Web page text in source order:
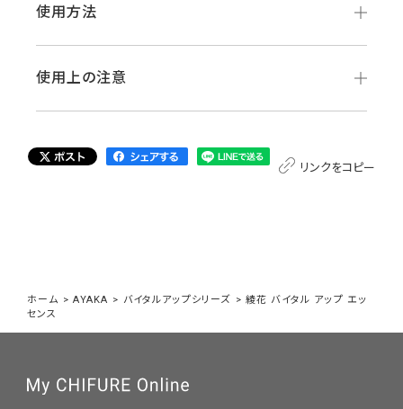
使用方法
使用上の注意
リンクをコピー
ホーム >AYAKA > バイタルアップシリーズ > 綾花 バイタル アップ エッ
センス